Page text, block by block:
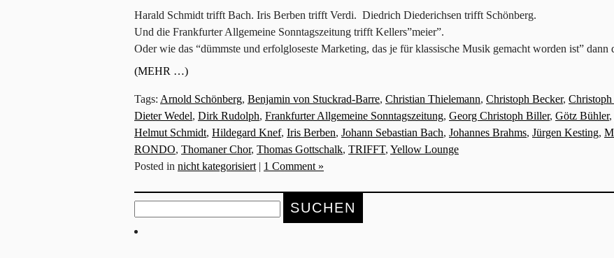
Harald Schmidt trifft Bach. Iris Berben trifft Verdi. Diedrich Diederichsen trifft Schönberg.
Und die Frankfurter Allgemeine Sonntagszeitung trifft Kellers”meier”.
Oder wie das “dümmste und erfolgloseste Marketing, das je für klassische Musik gemacht worden ist”
(MEHR …)
Tags: Arnold Schönberg, Benjamin von Stuckrad-Barre, Christian Thielemann, Christoph Becker,
Dieter Wedel, Dirk Rudolph, Frankfurter Allgemeine Sonntagszeitung, Georg Christoph Biller, Götz Bühler,
Helmut Schmidt, Hildegard Knef, Iris Berben, Johann Sebastian Bach, Johannes Brahms, Jürgen Kesting,
RONDO, Thomaner Chor, Thomas Gottschalk, TRIFFT, Yellow Lounge
Posted in nicht kategorisiert| 1 Comment »
Suche
nach: